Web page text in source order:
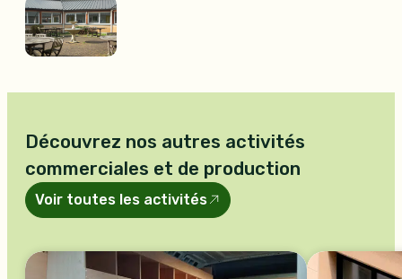
Découvrez nos autres activités
commerciales et de production
Voir toutes les activités